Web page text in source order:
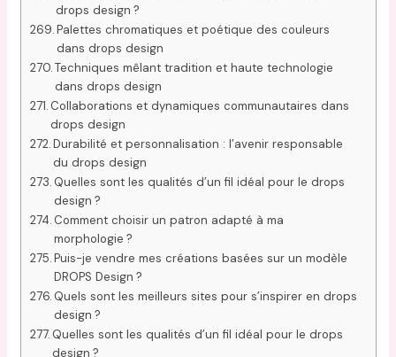
drops design ?
Palettes chromatiques et poétique des couleurs
dans drops design
Techniques mêlant tradition et haute technologie
dans drops design
Collaborations et dynamiques communautaires dans
drops design
Durabilité et personnalisation : l’avenir responsable
du drops design
Quelles sont les qualités d’un fil idéal pour le drops
design ?
Comment choisir un patron adapté à ma
morphologie ?
Puis-je vendre mes créations basées sur un modèle
DROPS Design ?
Quels sont les meilleurs sites pour s’inspirer en drops
design ?
Quelles sont les qualités d’un fil idéal pour le drops
design ?